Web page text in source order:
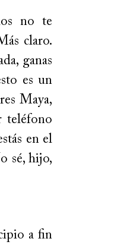
no te
claro.
ganas
es un
Maya,
teléfono
en el
sé, hijo,
a fin